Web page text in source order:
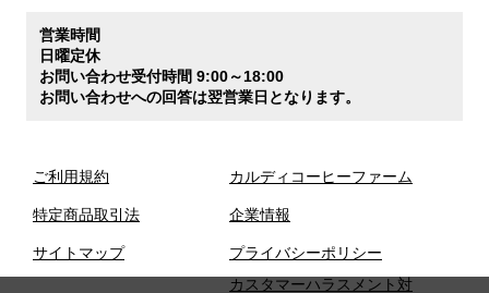
営業時間
日曜定休
お問い合わせ受付時間 9:00～18:00
お問い合わせへの回答は翌営業日となります。
ご利用規約
特定商品取引法
サイトマップ
カルディコーヒーファーム
企業情報
プライバシーポリシー
カスタマーハラスメント対